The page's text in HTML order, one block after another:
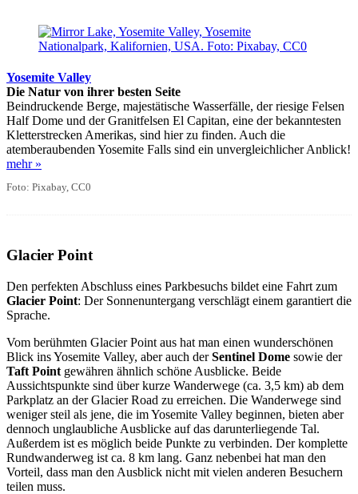
Yosemite Valley
Die Natur von ihrer besten Seite
Beindruckende Berge, majestätische Wasserfälle, der riesige Felsen
Half Dome und der Granitfelsen El Capitan, eine der bekanntesten
Kletterstrecken Amerikas, sind hier zu finden. Auch die
atemberaubenden Yosemite Falls sind ein unvergleichlicher Anblick!
mehr »
Foto: Pixabay, CC0
Glacier Point
Den perfekten Abschluss eines Parkbesuchs bildet eine Fahrt zum
Glacier Point: Der Sonnenuntergang verschlägt einem garantiert die
Sprache.
Vom berühmten Glacier Point aus hat man einen wunderschönen
Blick ins Yosemite Valley, aber auch derSentinel Dome sowie der
Taft Point gewähren ähnlich schöne Ausblicke. Beide
Aussichtspunkte sind über kurze Wanderwege (ca. 3,5 km) ab dem
Parkplatz an der Glacier Road zu erreichen. Die Wanderwege sind
weniger steil als jene, die im Yosemite Valley beginnen, bieten aber
dennoch unglaubliche Ausblicke auf das darunterliegende Tal.
Außerdem ist es möglich beide Punkte zu verbinden. Der komplette
Rundwanderweg ist ca. 8 km lang. Ganz nebenbei hat man den
Vorteil, dass man den Ausblick nicht mit vielen anderen Besuchern
teilen muss.